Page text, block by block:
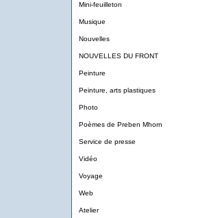
Mini-feuilleton
Musique
Nouvelles
NOUVELLES DU FRONT
Peinture
Peinture, arts plastiques
Photo
Poèmes de Preben Mhorn
Service de presse
Vidéo
Voyage
Web
Atelier